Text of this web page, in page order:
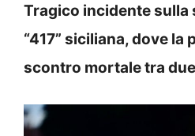
Tragico incidente sulla
“417” siciliana, dove
scontro mortale tra